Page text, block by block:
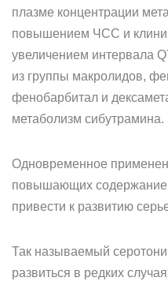
плазме концентрации
повышением ЧСС и
увеличением интервала
из группы макролидов,
фенобарбитал и
метаболизм сибутрамина.
Одновременное
повышающих содержание
привести к развитию
Так называемый
развиться в редких